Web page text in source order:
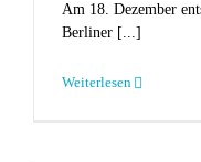
Am 18. Dezember
Berliner [...]
Weiterlesen